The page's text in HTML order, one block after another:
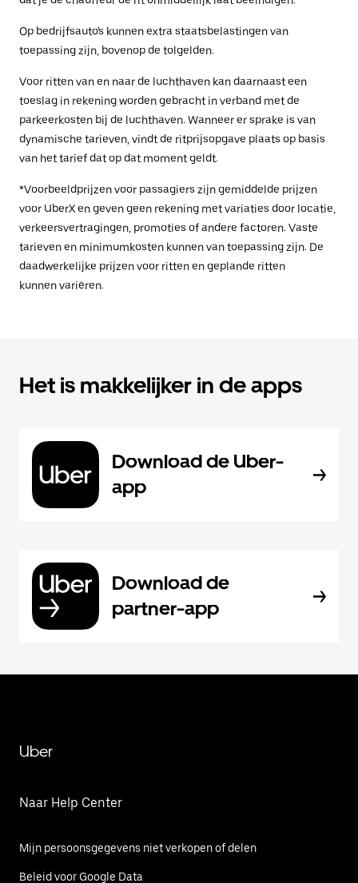
Op bedrijfsauto's kunnen extra staatsbelastingen van
toepassing zijn, bovenop de tolgelden.
Voor ritten van en naar de luchthaven kan daarnaast een
toeslag in rekening worden gebracht in verband met de
parkeerkosten bij de luchthaven. Wanneer er sprake is van
dynamische tarieven, vindt de ritprijsopgave plaats op basis
van het tarief dat op dat moment geldt.
*Voorbeeldprijzen voor passagiers zijn gemiddelde prijzen
voor UberX en geven geen rekening met variaties door locatie,
verkeersvertragingen, promoties of andere factoren. Vaste
tarieven en minimumkosten kunnen van toepassing zijn. De
daadwerkelijke prijzen voor ritten en geplande ritten
kunnen variëren.
Het is makkelijker in de apps
Download de Uber-
app
Download de
partner-app
Uber
Naar Help Center
Mijn persoonsgegevens niet verkopen of delen
Beleid voor Google Data